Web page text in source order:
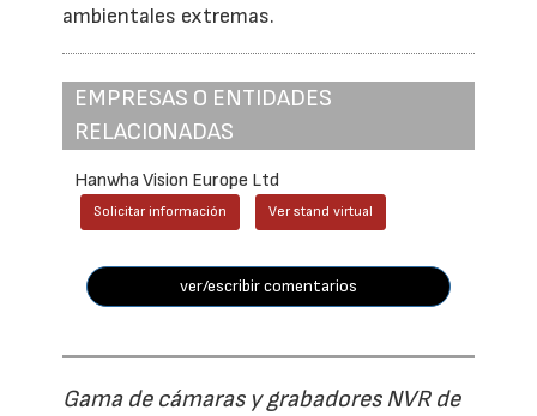
ambientales extremas.
EMPRESAS O ENTIDADES
RELACIONADAS
Hanwha Vision Europe Ltd
Solicitar información Ver stand virtual
ver/escribir comentarios
Gama de cámaras y grabadores NVR de